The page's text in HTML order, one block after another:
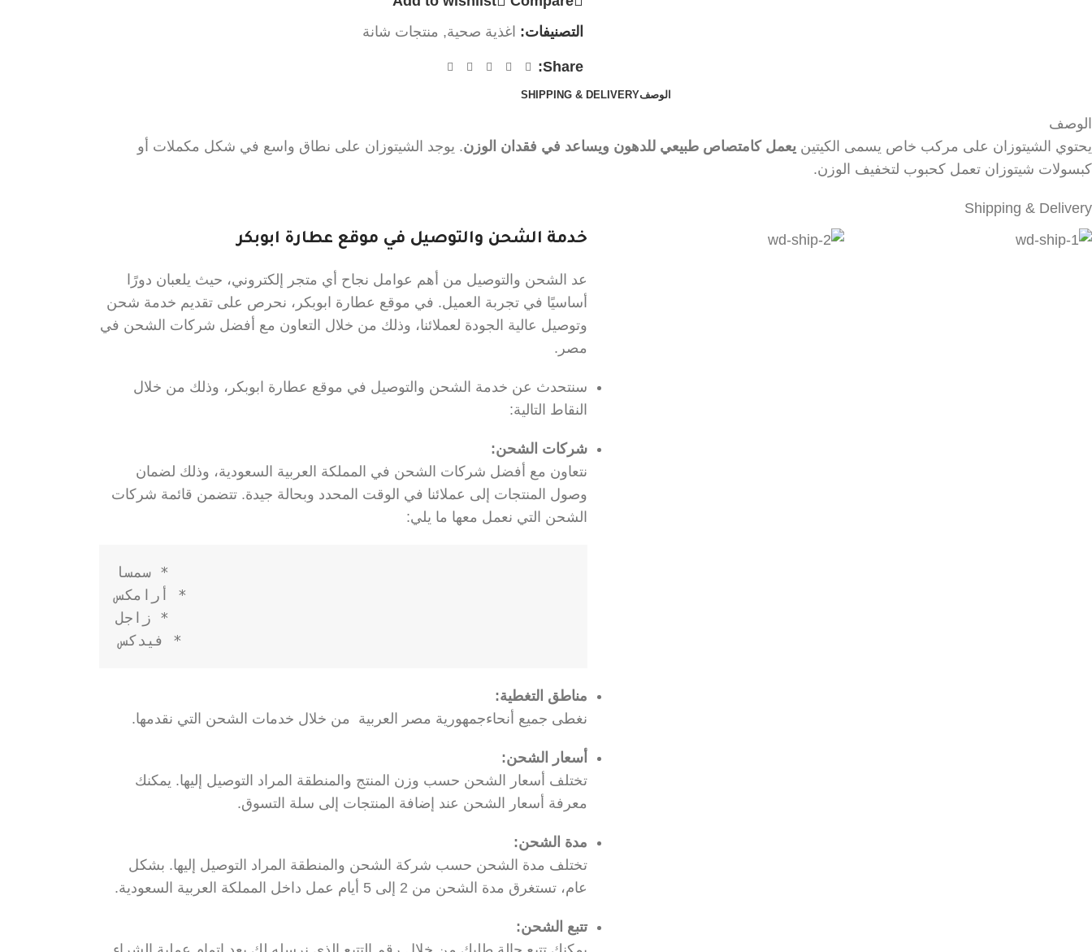
التصنيفات: اغذية صحية, منتجات شانة
Share:
الوصفSHIPPING & DELIVERY
الوصف
يحتوي الشيتوزان على مركب خاص يسمى الكيتين يعمل كامتصاص طبيعي للدهون ويساعد في فقدان الوزن. يوجد الشيتوزان على نطاق واسع في شكل مكملات أو
كبسولات شيتوزان تعمل كحبوب لتخفيف الوزن.
Shipping & Delivery
خدمة الشحن والتوصيل في موقع عطارة ابوبكر
عد الشحن والتوصيل من أهم عوامل نجاح أي متجر إلكتروني، حيث يلعبان دورًا
أساسيًا في تجربة العميل. في موقع عطارة ابوبكر، نحرص على تقديم خدمة شحن
وتوصيل عالية الجودة لعملائنا، وذلك من خلال التعاون مع أفضل شركات الشحن في
مصر.
سنتحدث عن خدمة الشحن والتوصيل في موقع عطارة ابوبكر، وذلك من خلال
النقاط التالية:
شركات الشحن:
نتعاون مع أفضل شركات الشحن في المملكة العربية السعودية، وذلك لضمان
وصول المنتجات إلى عملائنا في الوقت المحدد وبحالة جيدة. تتضمن قائمة شركات
الشحن التي نعمل معها ما يلي:
* فيدكس
مناطق التغطية:
نغطى جميع أنحاءجمهورية مصر العربية من خلال خدمات الشحن التي نقدمها.
أسعار الشحن:
تختلف أسعار الشحن حسب وزن المنتج والمنطقة المراد التوصيل إليها. يمكنك
معرفة أسعار الشحن عند إضافة المنتجات إلى سلة التسوق.
مدة الشحن:
تختلف مدة الشحن حسب شركة الشحن والمنطقة المراد التوصيل إليها. بشكل
عام، تستغرق مدة الشحن من 2 إلى 5 أيام عمل داخل المملكة العربية السعودية.
تتبع الشحن: